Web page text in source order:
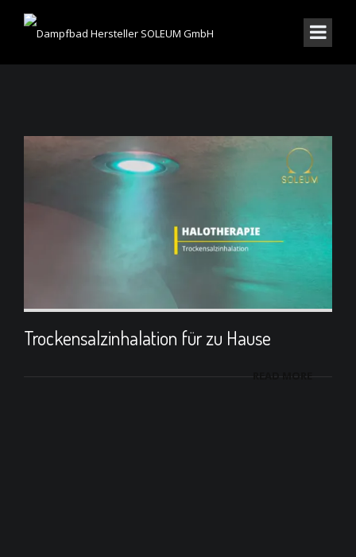
Trockensalzinhalation für zu Hause
READ MORE